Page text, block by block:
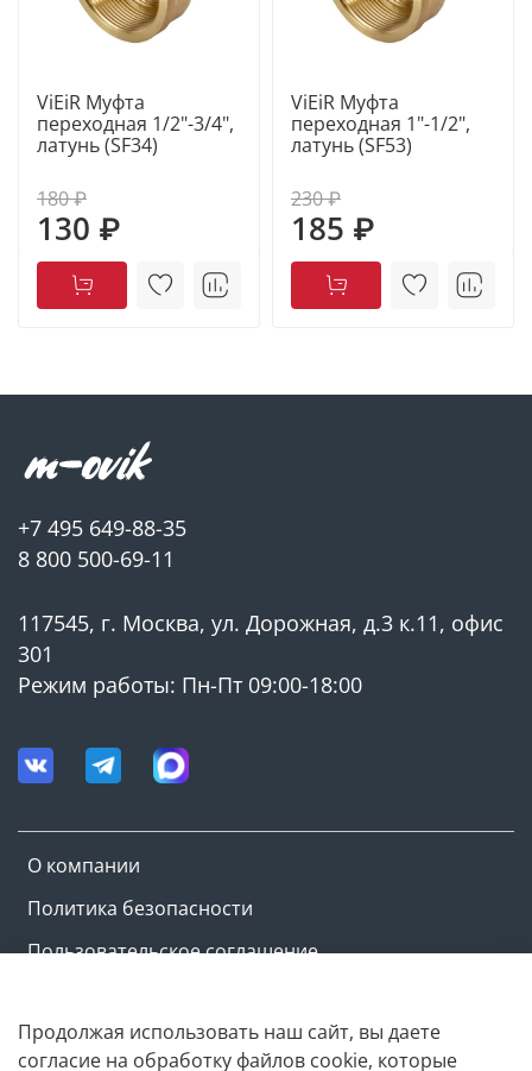
ViEiR Муфта
переходная 1/2"-3/4",
латунь (SF34)
180 ₽
130 ₽
ViEiR Муфта
переходная 1"-1/2",
латунь (SF53)
230 ₽
185 ₽
О компании
Политика безопасности
Пользовательское соглашение
+7 495 649-88-35
8 800 500-69-11
117545, г. Москва, ул. Дорожная, д.3 к.11, офис
301
Режим работы: Пн-Пт 09:00-18:00
Продолжая использовать наш сайт, вы даете
согласие на обработку файлов cookie, которые